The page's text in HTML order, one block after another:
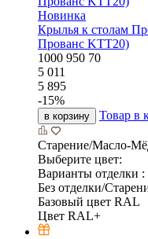
Новинка
Крылья к столам
Прованс KTT20)
1000 950 70
5 011
5 895
-15%
в корзину Товар в
Старение/Масло-
Выберите цвет:
Варианты отделки :
Без отделки/
Базовый цвет RAL
Цвет RAL+